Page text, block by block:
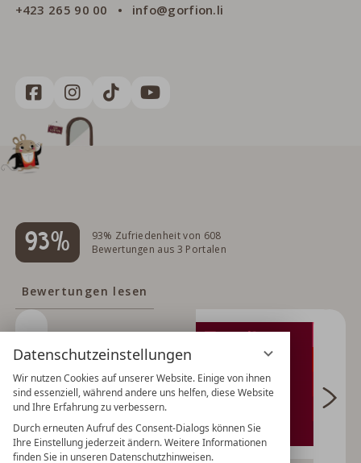
Datenschutzeinstellungen
Wir nutzen Cookies auf unserer Website. Einige von ihnen
sind essenziell, während andere uns helfen, diese Website
und Ihre Erfahrung zu verbessern.
Durch erneuten Aufruf des Consent-Dialogs können Sie
Ihre Einstellung jederzeit ändern. Weitere Informationen
finden Sie in unseren Datenschutzhinweisen.
+423 265 90 00 info@gorfion.li
93%
93% Zufriedenheit von 608
Bewertungen aus 3 Portalen
Bewertungen lesen